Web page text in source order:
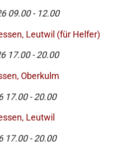
09.00 - 12.00
Leutwil (für Helfer)
17.00 - 20.00
Oberkulm
17.00 - 20.00
Leutwil
17.00 - 20.00